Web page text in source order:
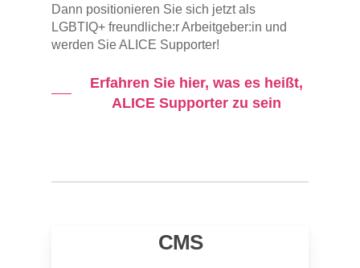
Dann positionieren Sie sich jetzt als
LGBTIQ+ freundliche:r Arbeitgeber:in und
werden Sie ALICE Supporter!
Erfahren Sie hier, was es heißt,
ALICE Supporter zu sein
CMS